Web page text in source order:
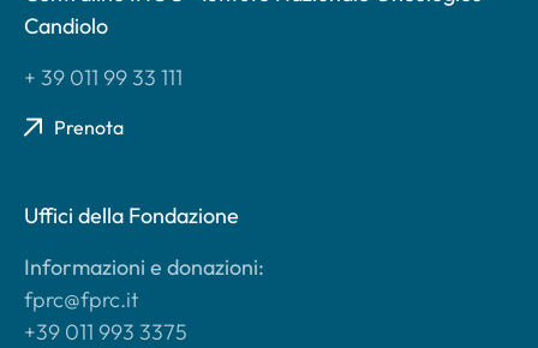
Candiolo
+ 39 011 99 33 111
Prenota
Uffici della Fondazione
Informazioni e donazioni:
fprc@fprc.it
+39 011 993 3375